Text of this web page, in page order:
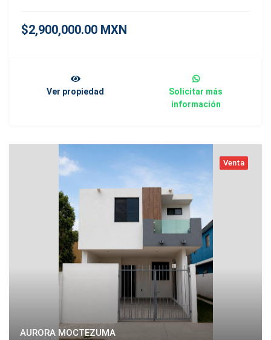
$2,900,000.00 MXN
Ver propiedad
Solicitar más
información
Venta
AURORA MOCTEZUMA